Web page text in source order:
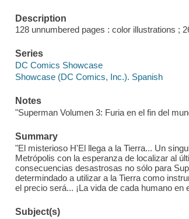
Description
128 unnumbered pages : color illustrations ;
Series
DC Comics Showcase
Showcase (DC Comics, Inc.). Spanish
Notes
"Superman Volumen 3: Furia en el fin del
Summary
"El misterioso H'El llega a la Tierra... Un
Metrópolis con la esperanza de localizar al
consecuencias desastrosas no sólo para
determindado a utilizar a la Tierra como
el precio será... ¡La vida de cada humano en
Subject(s)